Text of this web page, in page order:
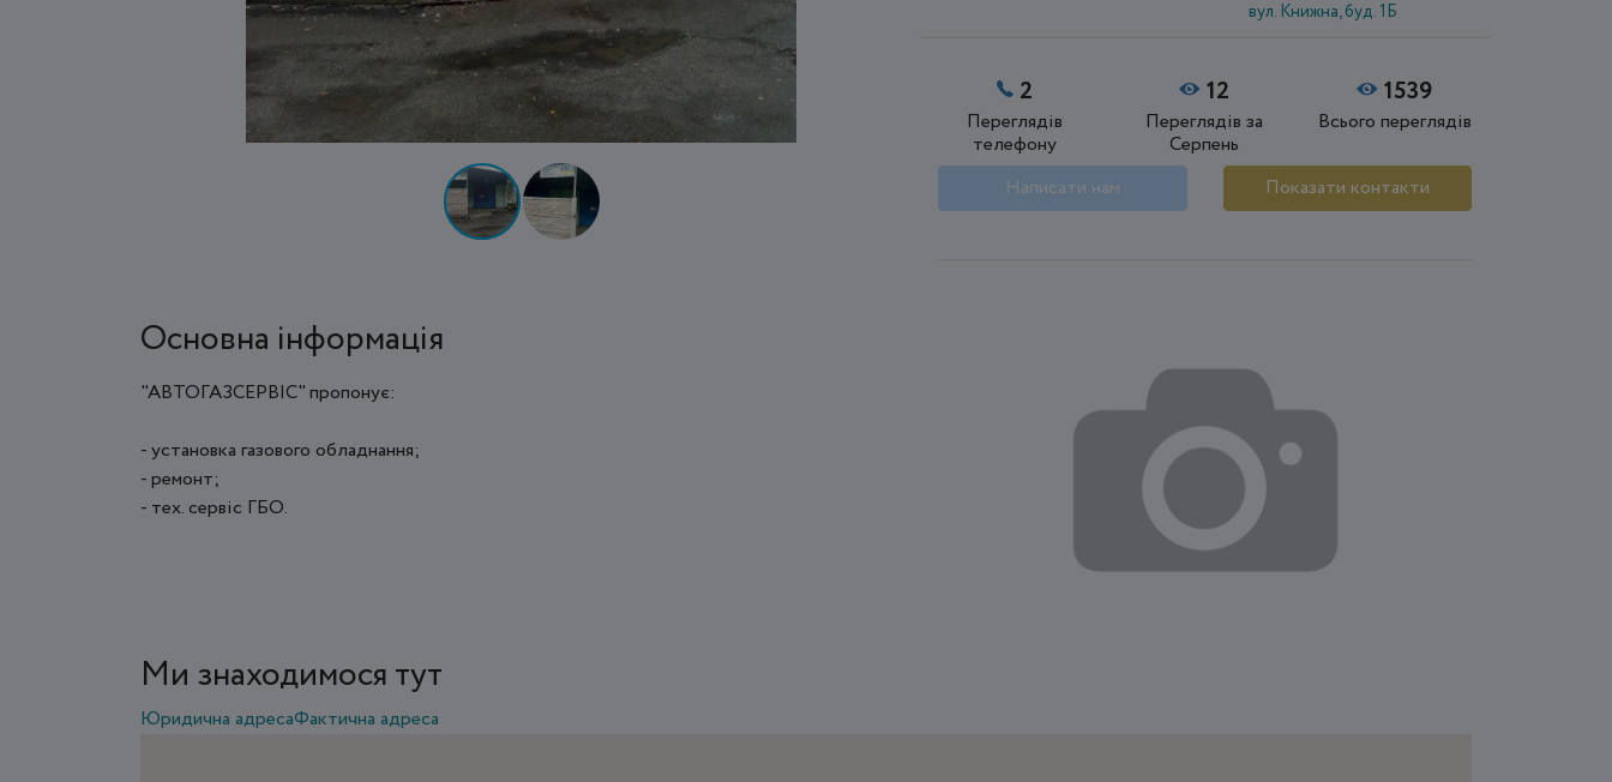
вул. Книжна, буд. 1Б
2
Переглядів
телефону
12
Переглядів за
Серпень
1539
Всього переглядів
Написати нам Показати контакти
Основна інформація
"АВТОГАЗСЕРВІС" пропонує:
- установка газового обладнання;
- ремонт;
- тех. сервіс ГБО.
Ми знаходимося тут
Юридична адресаФактична адреса